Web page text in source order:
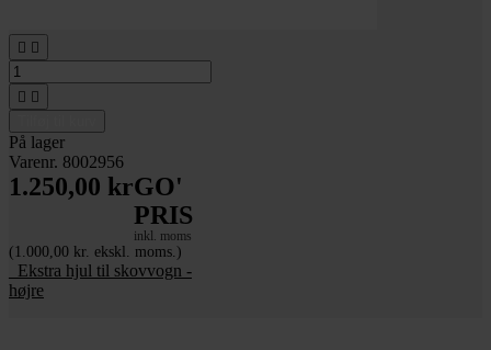
 
 
På lager
Varenr. 8002956
1.250,00 krGO'
PRIS
inkl. moms
(1.000,00 kr. ekskl. moms.)
_Ekstra hjul til skovvogn -
højre